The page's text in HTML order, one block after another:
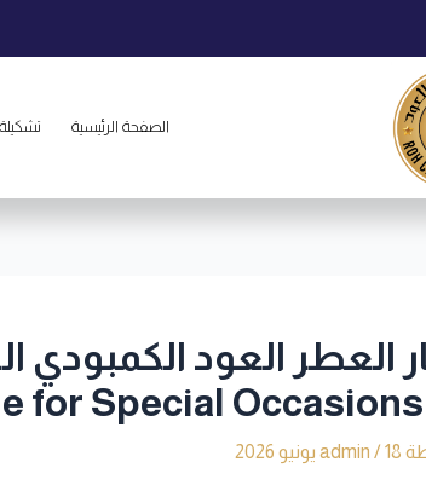
الصفحة الرئيسية
for Special
admin /18 يونيو 2026